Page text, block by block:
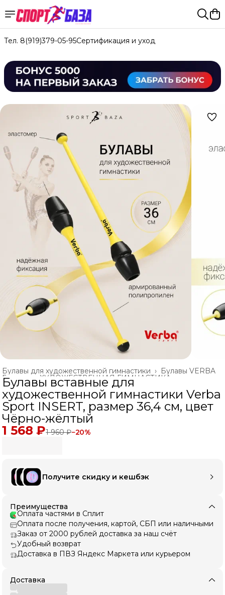
Тел. 8(919)379-05-95Сертификация и уход
Булавы VERBA
Булавы для художественной гимнастики ›
ХУДОЖЕСТВЕННАЯ ГИМНАСТИКА
Главная ›
Булавы вставные для
художественной гимнастики Verba
Sport INSERT, размер 36,4 см, цвет
Чёрно-жёлтый
1 568 ₽1 960 ₽−20%
Получите скидку и кешбэк
Преимущества
Оплата частями в Сплит
Оплата после получения, картой, СБП или наличными
Заказ от 2000 рублей доставка за наш счёт
Удобный возврат
Доставка в ПВЗ Яндекс Маркета или курьером
Доставка